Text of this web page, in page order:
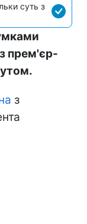
суть з
з прем'єр-
з